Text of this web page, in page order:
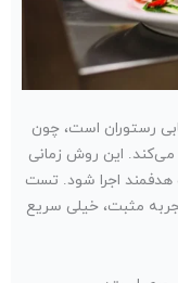
رستوران است، چون
می‌کند. این روش زمانی
هدفمند اجرا شود. تست
مثبت، خیلی سریع